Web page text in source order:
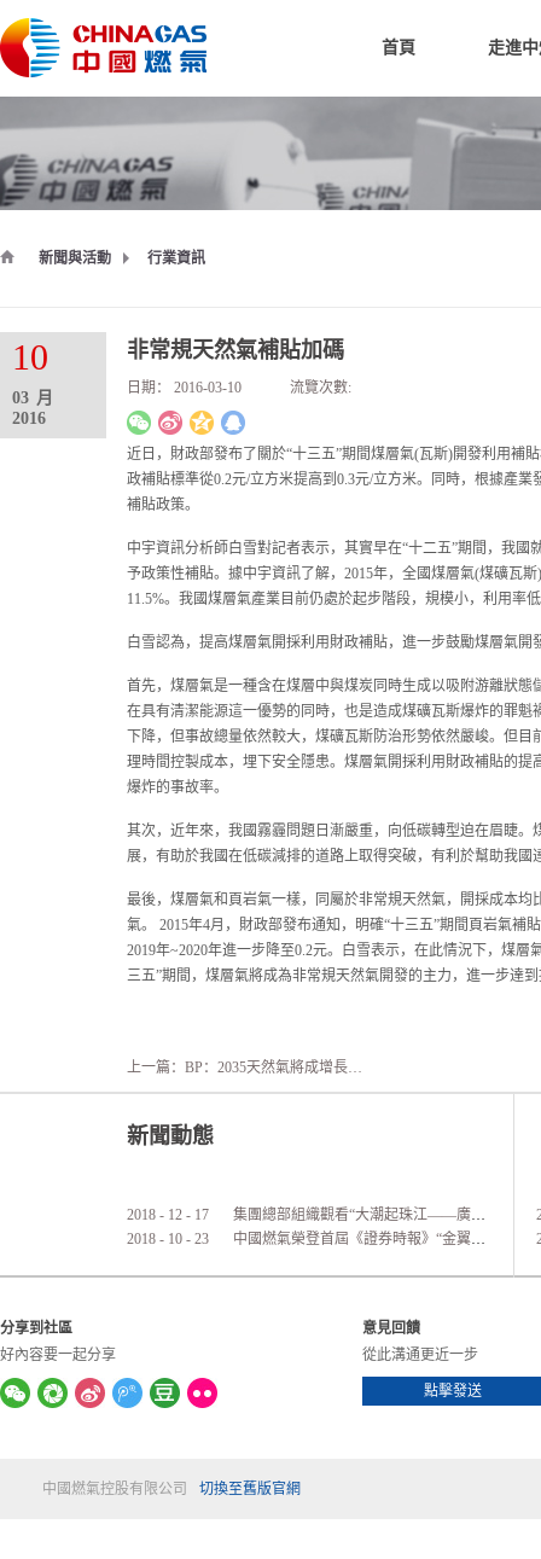
首頁 走進
新聞與活動 行業資訊
2016
03 月
10 非常規天然氣補貼加碼
日期： 2016-03-10 流覽次數:
近日，財政部發布了關於“十三五”期間煤層氣(瓦斯)開發利用補
政補貼標準從0.2元/立方米提高到0.3元/立方米。同時，根據產
補貼政策。
中宇資訊分析師白雪對記者表示，其實早在“十二五”期間，我
予政策性補貼。據中宇資訊了解，2015年，全國煤層氣(煤礦瓦
11.5%。我國煤層氣產業目前仍處於起步階段，規模小，利用率
白雪認為，提高煤層氣開採利用財政補貼，進一步鼓勵煤層氣
首先，煤層氣是一種含在煤層中與煤炭同時生成以吸附游離狀
在具有清潔能源這一優勢的同時，也是造成煤礦瓦斯爆炸的罪
下降，但事故總量依然較大，煤礦瓦斯防治形勢依然嚴峻。但
理時間控製成本，埋下安全隱患。煤層氣開採利用財政補貼的
爆炸的事故率。
其次，近年來，我國霧霾問題日漸嚴重，向低碳轉型迫在眉睫
展，有助於我國在低碳減排的道路上取得突破，有利於幫助我國
最後，煤層氣和頁岩氣一樣，同屬於非常規天然氣，開採成本
氣。 2015年4月，財政部發布通知，明確“十三五”期間頁岩氣補
2019年~2020年進一步降至0.2元。白雪表示，在此情況下，煤
三五”期間，煤層氣將成為非常規天然氣開發的主力，進一步達
上一篇： BP：2035天然氣將成增長最快化石燃料
新聞動態
2018 - 12 - 17 集團總部組織觀看“大潮起珠江——廣東改革開放40周年展覽”活動
2018 - 10 - 23 中國燃氣榮登首屆《證券時報》“金翼獎”港股通公司價值實力榜
分享到社區
好內容要一起分享
意見回饋
從此溝通更近一步
點擊發送
中國燃氣控股有限公司 切換至舊版官網